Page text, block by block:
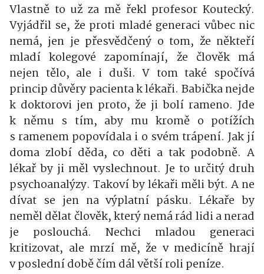
Vlastně to už za mě řekl profesor Koutecký.
Vyjádřil se, že proti mladé generaci vůbec nic
nemá, jen je přesvědčený o tom, že někteří
mladí kolegové zapomínají, že člověk má
nejen tělo, ale i duši. V tom také spočívá
princip důvěry pacienta k lékaři. Babička nejde
k doktorovi jen proto, že ji bolí rameno. Jde
k němu s tím, aby mu kromě o potížích
s ramenem popovídala i o svém trápení. Jak jí
doma zlobí děda, co děti a tak podobně. A
lékař by ji měl vyslechnout. Je to určitý druh
psychoanalýzy. Takoví by lékaři měli být. A ne
dívat se jen na výplatní pásku. Lékaře by
neměl dělat člověk, který nemá rád lidi a nerad
je poslouchá. Nechci mladou generaci
kritizovat, ale mrzí mě, že v medicíně hrají
v poslední době čím dál větší roli peníze.